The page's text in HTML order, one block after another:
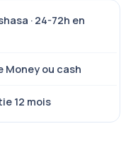
· 24-72h en
Money ou cash
12 mois